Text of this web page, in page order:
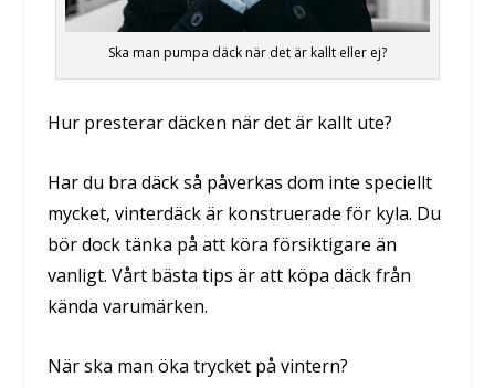
Ska man pumpa däck när det är kallt eller ej?
Hur presterar däcken när det är kallt ute?
Har du bra däck så påverkas dom inte speciellt
mycket, vinterdäck är konstruerade för kyla. Du
bör dock tänka på att köra försiktigare än
vanligt. Vårt bästa tips är att köpa däck från
kända varumärken.
När ska man öka trycket på vintern?